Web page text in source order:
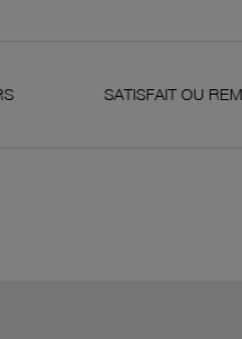
SATISFAIT OU REMBOURSÉ